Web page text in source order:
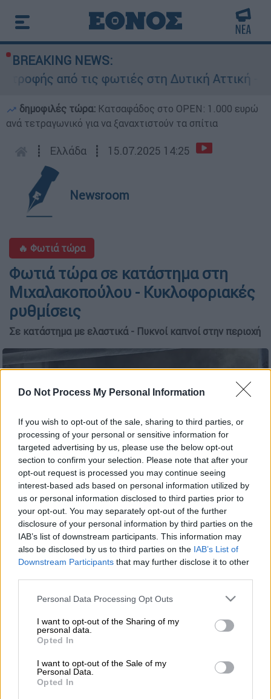
Do Not Process My Personal Information
If you wish to opt-out of the sale, sharing to third parties, or
processing of your personal or sensitive information for
targeted advertising by us, please use the below opt-out
section to confirm your selection. Please note that after your
opt-out request is processed you may continue seeing
interest-based ads based on personal information utilized by
us or personal information disclosed to third parties prior to
your opt-out. You may separately opt-out of the further
disclosure of your personal information by third parties on the
IAB’s list of downstream participants. This information may
also be disclosed by us to third parties on the IAB’s List of
Downstream Participants that may further disclose it to other
Please note that this website/app uses one or more Google
not limited to your visit or usage behaviour. You may click to
grant or deny consent to Google and its third-party tags to
use your data for below specified purposes in below Google
consent section.
Personal Data Processing Opt Outs
I want to opt-out of the Sharing of my
personal data.
Opted In
I want to opt-out of the Sale of my
Personal Data.
Opted In
BREAKING NEWS:
από τις φωτιές στη Δυτική Αττική -
δημοφιλές τώρα: Κατσαφάδος στο OPEN: 1.000 ευρώ
ανά τετραγωνικό για να ξαναχτιστούν τα σπίτια
┋ Ελλάδα ┋ 15.07.2025 14:25
Newsroom
🔥 Φωτιά τώρα
Φωτιά τώρα σε κατάστημα στη
Μιχαλακοπούλου - Κυκλοφοριακές
ρυθμίσεις
Σε κατάστημα με ελαστικά - Πυκνοί καπνοί στην περιοχή
Φωτιά σε κατάστημα στη Μιχαλακοπούλου (Screenshot/Orange
Press)
Προσθέστε το ΕΘΝΟΣ στη Google
με ελαστικά στην οδόΜιχαλακοπούλου, στο
κέντρο της Αθήνας.
Στο σημείο
πυροσβεστικές δυνάμεις, ενώ
αστυνομικοί εκτρέπουν τα οχήματα προς
άλλες οδούς.